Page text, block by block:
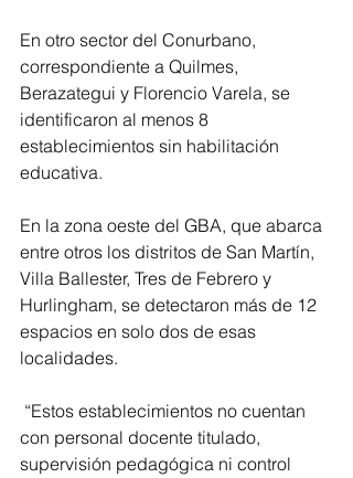
En otro sector del Conurbano,
correspondiente a Quilmes,
Berazategui y Florencio Varela, se
identificaron al menos 8
establecimientos sin habilitación
educativa.
En la zona oeste del GBA, que abarca
entre otros los distritos de San Martín,
Villa Ballester, Tres de Febrero y
Hurlingham, se detectaron más de 12
espacios en solo dos de esas
localidades.
“Estos establecimientos no cuentan
con personal docente titulado,
supervisión pedagógica ni control